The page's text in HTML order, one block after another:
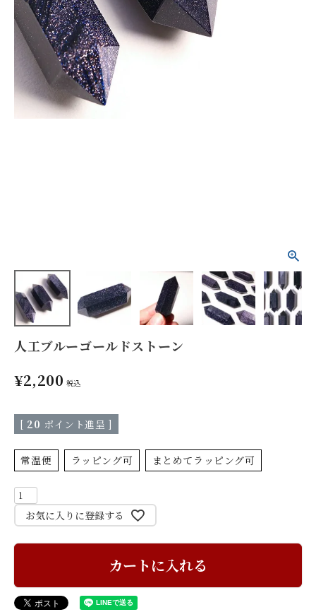
人工ブルーゴールドストーン
¥2,200 税込
[ 20 ポイント進呈 ]
常温便 ラッピング可 まとめてラッピング可
お気に入りに登録する
カートに入れる